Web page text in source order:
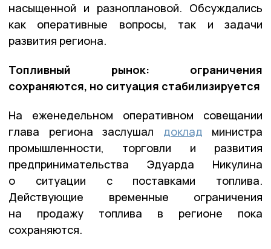
насыщенной и разноплановой. Обсуждались
как оперативные вопросы, так и задачи
развития региона.
Топливный рынок: ограничения
сохраняются, но ситуация стабилизируется
На еженедельном оперативном совещании
глава региона заслушал доклад министра
промышленности, торговли и развития
предпринимательства Эдуарда Никулина
о ситуации с поставками топлива.
Действующие временные ограничения
на продажу топлива в регионе пока
сохраняются.